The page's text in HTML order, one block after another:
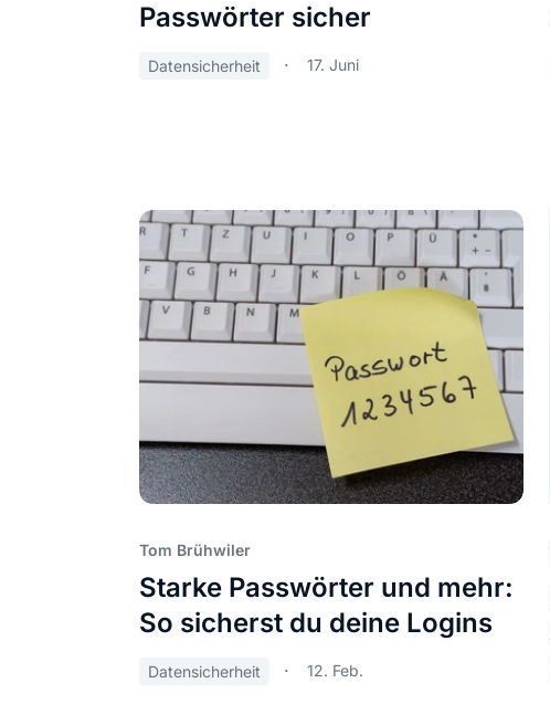
Passwörter sicher
Datensicherheit 17. Juni
Tom Brühwiler
Starke Passwörter und mehr:
So sicherst du deine Logins
Datensicherheit 12. Feb.